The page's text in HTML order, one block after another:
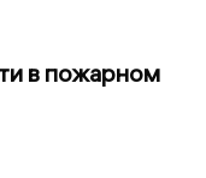
в пожарном